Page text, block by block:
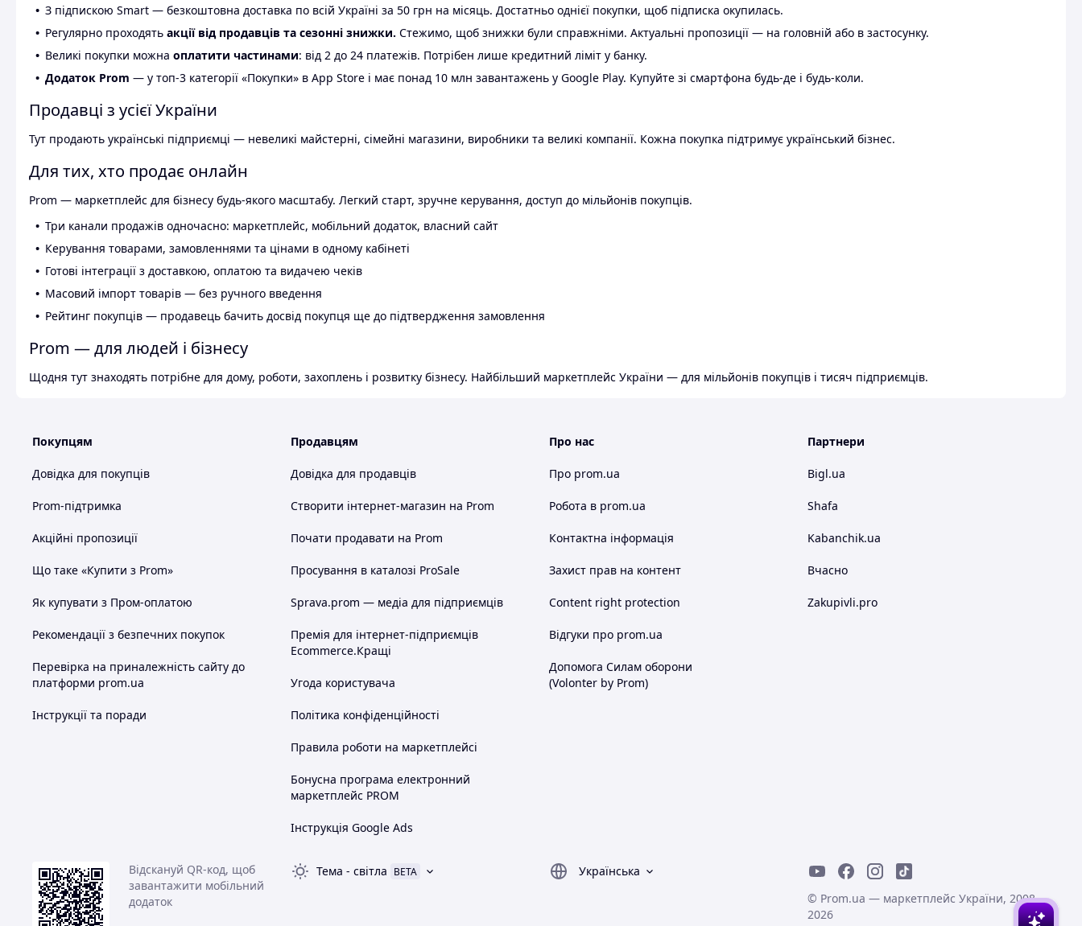
З підпискою Smart — безкоштовна доставка по всій Україні за 50 грн на місяць. Достатньо однієї покупки, щоб підписка окупилась.
Регулярно проходять акції від продавців та сезонні знижки. Стежимо, щоб знижки були справжніми. Актуальні пропозиції — на головній або в застосунку.
Великі покупки можна оплатити частинами: від 2 до 24 платежів. Потрібен лише кредитний ліміт у банку.
Додаток Prom — у топ-3 категорії «Покупки» в App Store і має понад 10 млн завантажень у Google Play. Купуйте зі смартфона будь-де і будь-коли.
Продавці з усієї України
Тут продають українські підприємці — невеликі майстерні, сімейні магазини, виробники та великі компанії. Кожна покупка підтримує український бізнес.
Для тих, хто продає онлайн
Prom — маркетплейс для бізнесу будь-якого масштабу. Легкий старт, зручне керування, доступ до мільйонів покупців.
Три канали продажів одночасно: маркетплейс, мобільний додаток, власний сайт
Керування товарами, замовленнями та цінами в одному кабінеті
Готові інтеграції з доставкою, оплатою та видачею чеків
Масовий імпорт товарів — без ручного введення
Рейтинг покупців — продавець бачить досвід покупця ще до підтвердження замовлення
Prom — для людей і бізнесу
Щодня тут знаходять потрібне для дому, роботи, захоплень і розвитку бізнесу. Найбільший маркетплейс України — для мільйонів покупців і тисяч підприємців.
Покупцям
Довідка для покупців
Prom-підтримка
Акційні пропозиції
Що таке «Купити з Prom»
Як купувати з Пром-оплатою
Рекомендації з безпечних покупок
Перевірка на приналежність сайту до
платформи prom.ua
Інструкції та поради
Продавцям
Довідка для продавців
Створити інтернет-магазин на Prom
Почати продавати на Prom
Просування в каталозі ProSale
Sprava.prom — медіа для підприємців
Премія для інтернет-підприємців
Ecommerce.Кращі
Угода користувача
Політика конфіденційності
Правила роботи на маркетплейсі
Бонусна програма електронний
маркетплейс PROM
Інструкція Google Ads
Про нас
Про prom.ua
Робота в prom.ua
Контактна інформація
Захист прав на контент
Content right protection
Відгуки про prom.ua
Допомога Силам оборони
(Volonter by Prom)
Партнери
Bigl.ua
Shafa
Kabanchik.ua
Вчасно
Zakupivli.pro
Відскануй QR-код, щоб
завантажити мобільний
додаток
Тема - світла BETA
Українська
© Prom.ua — маркетплейс України, 2008-
2026